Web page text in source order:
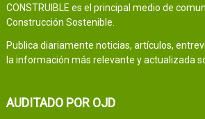
CONSTRUIBLE es el principal medio de
Construcción Sostenible.
Publica diariamente noticias, artículos,
la información más relevante y actualizada
AUDITADO POR OJD